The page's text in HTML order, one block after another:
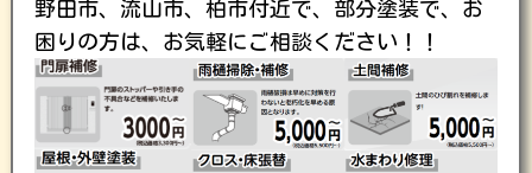
野田市、流山市、柏市付近で、部分塗装で、お
困りの方は、お気軽にご相談ください！！